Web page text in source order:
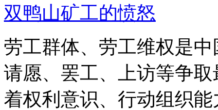
双鸭山矿工的愤怒
劳工群体、劳工维权是
请愿、罢工、上访等争
着权利意识、行动组织